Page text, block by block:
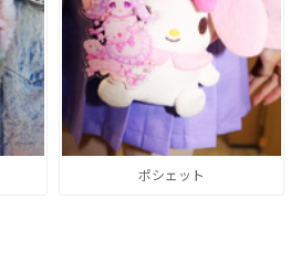
ポシェット